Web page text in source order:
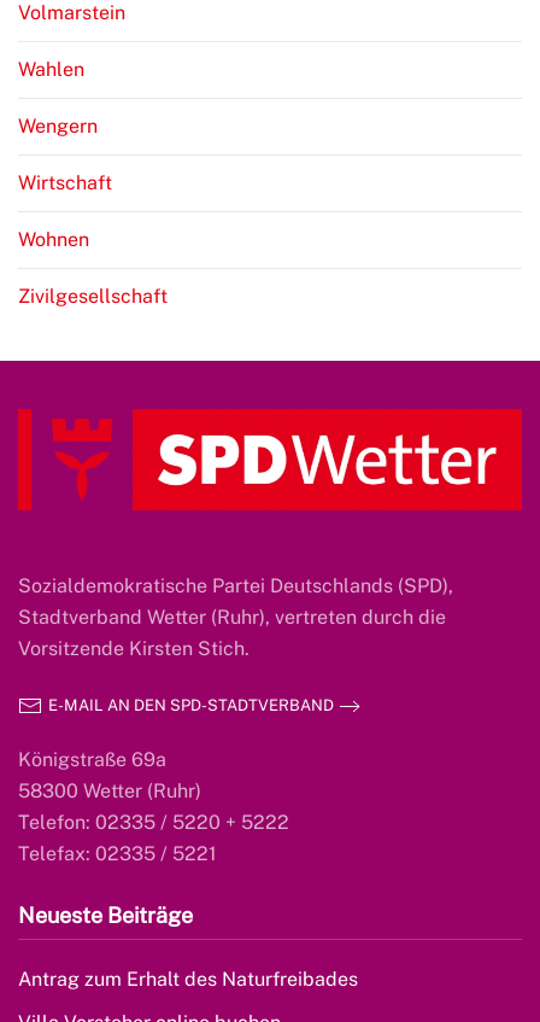
Volmarstein
Wahlen
Wengern
Wirtschaft
Wohnen
Zivilgesellschaft
Sozialdemokratische Partei Deutschlands (SPD),
Stadtverband Wetter (Ruhr), vertreten durch die
Vorsitzende Kirsten Stich.
E-MAIL AN DEN SPD-STADTVERBAND
Königstraße 69a
58300 Wetter (Ruhr)
Telefon: 02335 / 5220 + 5222
Telefax: 02335 / 5221
Neueste Beiträge
Antrag zum Erhalt des Naturfreibades